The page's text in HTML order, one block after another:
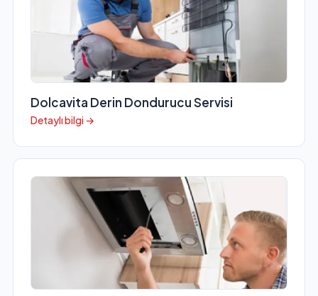
Dolcavita Derin Dondurucu Servisi
Detaylı bilgi →